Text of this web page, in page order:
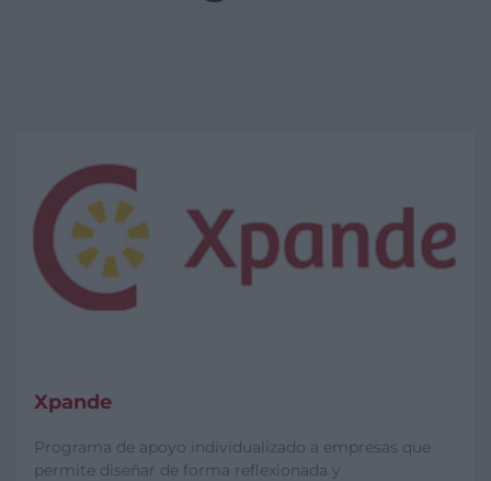
Xpande
Programa de apoyo individualizado a empresas que
permite diseñar de forma reflexionada y